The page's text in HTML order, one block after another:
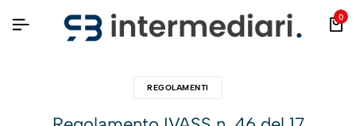
0
REGOLAMENTI